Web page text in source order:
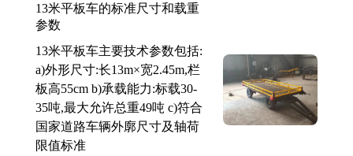
13米平板车的标准尺寸和载重
参数
13米平板车主要技术参数包括:
a)外形尺寸:长13m×宽2.45m,栏
板高55cm b)承载能力:标载30-
35吨,最大允许总重49吨 c)符合
国家道路车辆外廓尺寸及轴荷
限值标准